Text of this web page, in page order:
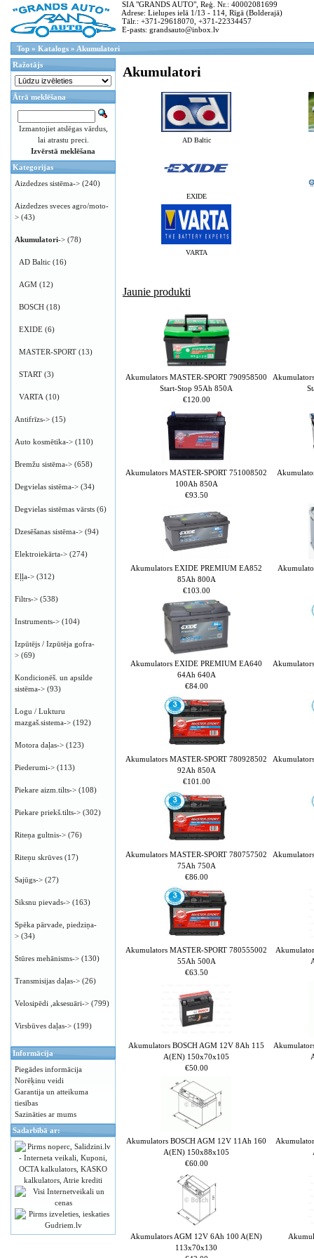
SIA "GRANDS AUTO", Reģ. Nr.: 40002081699
Adrese: Lielupes ielā 1/13 - 114, Rīgā (Bolderajā)
Tālr.: +371-29618070, +371-22334457
E-pasts: grandsauto@inbox.lv
Top » Katalogs » Akumulatori
Akumulatori
AD Baltic
EXIDE
VARTA
Jaunie produkti
Akumulators MASTER-SPORT 790958500
Start-Stop 95Ah 850A
€120.00
Akumulators MASTER-SPORT 751008502
100Ah 850A
€93.50
Akumulators EXIDE PREMIUM EA852
85Ah 800A
€103.00
Akumulators EXIDE PREMIUM EA640
64Ah 640A
€84.00
Akumulators MASTER-SPORT 780928502
92Ah 850A
€101.00
Akumulators MASTER-SPORT 780757502
75Ah 750A
€86.00
Akumulators MASTER-SPORT 780555002
55Ah 500A
€63.50
Akumulators BOSCH AGM 12V 8Ah 115
A(EN) 150x70x105
€50.00
Akumulators BOSCH AGM 12V 11Ah 160
A(EN) 150x88x105
€60.00
Akumulators AGM 12V 6Ah 100 A(EN)
113x70x130
Ražotājs
Ātrā meklēšana
Izmantojiet atslēgas vārdus,
lai atrastu preci.
Izvērstā meklēšana
Kategorijas
Aizdedzes sistēma-> (240)
Aizdedzes sveces agro/moto-
> (43)
Akumulatori-> (78)
AD Baltic (16)
AGM (12)
BOSCH (18)
EXIDE (6)
MASTER-SPORT (13)
START (3)
VARTA (10)
Antifrīzs-> (15)
Auto kosmētika-> (110)
Bremžu sistēma-> (658)
Degvielas sistēma-> (34)
Degvielas sistēmas vārsts (6)
Dzesēšanas sistēma-> (94)
Elektroiekārta-> (274)
Eļļa-> (312)
Filtrs-> (538)
Instruments-> (104)
Izpūtējs / Izpūtēja gofra-
> (69)
Kondicionēš. un apsilde
sistēma-> (93)
Logu / Lukturu
mazgaš.sistema-> (192)
Motora daļas-> (123)
Piederumi-> (113)
Piekare aizm.tilts-> (108)
Piekare priekš.tilts-> (302)
Riteņa gultnis-> (76)
Riteņu skrūves (17)
Sajūgs-> (27)
Siksnu pievads-> (163)
Spēka pārvade, piedziņa-
> (34)
Stūres mehānisms-> (130)
Transmisijas daļas-> (26)
Velosipēdi ,aksesuāri-> (799)
Virsbūves daļas-> (199)
Informācija
Piegādes informācija
Norēķinu veidi
Garantija un atteikuma
tiesības
Sazināties ar mums
Sadarbībā ar: